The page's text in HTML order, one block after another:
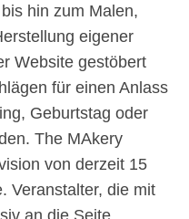
hin zum Malen,
eigener
Website gestöbert
für einen Anlass
Geburtstag oder
The MAkery
von derzeit 15
Veranstalter, die mit
an die Seite